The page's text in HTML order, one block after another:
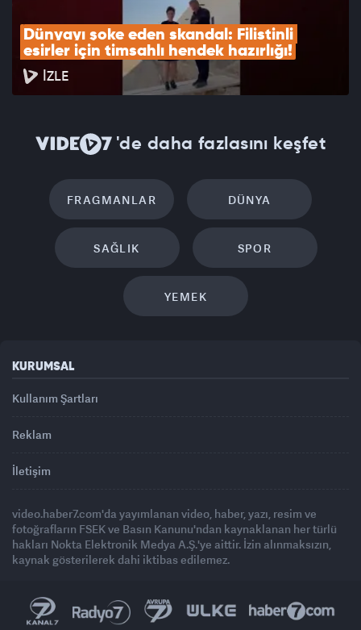
Dünyayı şoke eden skandal: Filistinli
esirler için timsahlı hendek hazırlığı!
İZLE
'de daha fazlasını keşfet
FRAGMANLAR DÜNYA
SAĞLIK SPOR
YEMEK
KURUMSAL
Kullanım Şartları
Reklam
İletişim
video.haber7.com'da yayımlanan video, haber, yazı, resim ve
fotoğrafların FSEK ve Basın Kanunu'ndan kaynaklanan her türlü
hakları Nokta Elektronik Medya A.Ş.'ye aittir. İzin alınmaksızın,
kaynak gösterilerek dahi iktibas edilemez.